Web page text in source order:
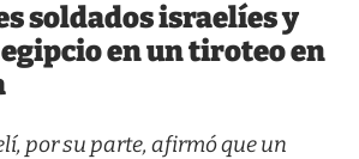
soldados israelíes y
en un tiroteo en
por su parte, afirmó que un